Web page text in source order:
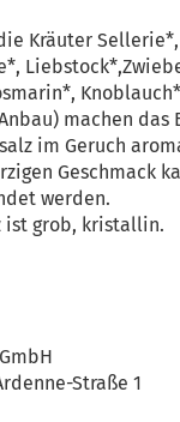
Kräuter
machen das
im Geruch
Geschmack
werden.
ist grob, kristallin.
Straße 1